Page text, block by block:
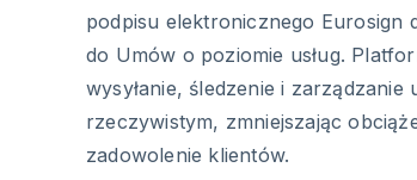
podpisu elektronicznego Eurosign
do Umów o poziomie usług.
wysyłanie, śledzenie i zarządzanie
rzeczywistym, zmniejszając
zadowolenie klientów.